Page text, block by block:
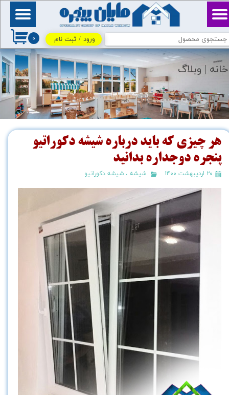
بِسْمِ ٱللَّٰهِ ٱلرَّحْمَٰنِ
ٱلرَّحِيمِ / اللهم اكفني
بحلالك عن حرامك، وأغنني
بفضلك عمَّن سواك
۰ ورود / ثبت نام
حساب کاربری من
تغییر گذر واژه
سفارشات
خروج از حساب کاربری
خانه | وبلاگ
هر چیزی که باید درباره شیشه دکوراتیو
پنجره دوجداره بدانید
۲۰ اردیبهشت ۱۴۰۰ شیشه ، شیشه دکوراتیو